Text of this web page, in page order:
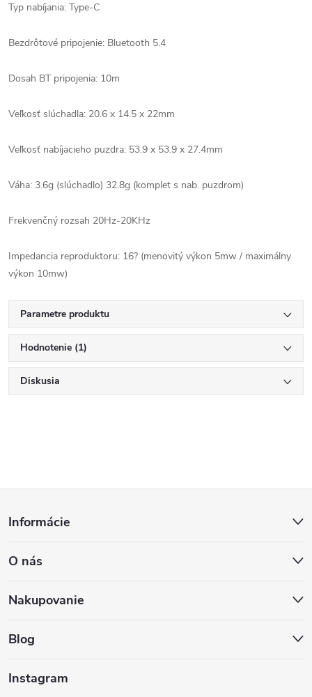
Typ nabíjania: Type-C
Bezdrôtové pripojenie: Bluetooth 5.4
Dosah BT pripojenia: 10m
Veľkosť slúchadla: 20.6 x 14.5 x 22mm
Veľkosť nabíjacieho puzdra: 53.9 x 53.9 x 27.4mm
Váha: 3.6g (slúchadlo) 32.8g (komplet s nab. puzdrom)
Frekvenčný rozsah 20Hz-20KHz
Impedancia reproduktoru: 16? (menovitý výkon 5mw / maximálny
výkon 10mw)
Parametre produktu
Hodnotenie (1)
Diskusia
p
ä
Informácie
O nás
Nakupovanie
Blog
Instagram